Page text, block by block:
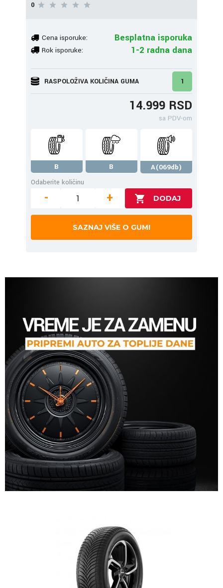
0
Cena isporuke: Besplatna isporuka
Rok isporuke: 1-2 radna dana
RASPOLOŽIVA KOLIČINA GUMA 1
14.999 RSD
sa PDV-om
B B
A(069db)
Odaberite količinu
- +
SAZNAJ VIŠE O GUMI